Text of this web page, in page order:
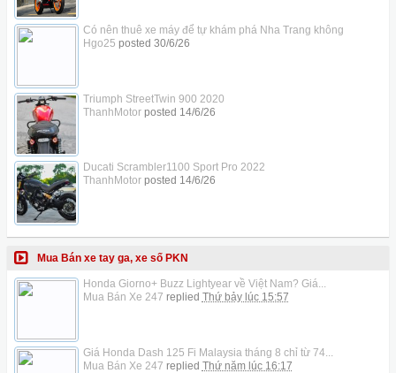
Có nên thuê xe máy để tự khám phá Nha Trang không
Hgo25 posted 30/6/26
Triumph StreetTwin 900 2020
ThanhMotorposted 14/6/26
Ducati Scrambler1100 Sport Pro 2022
ThanhMotorposted 14/6/26
Mua Bán xe tay ga, xe số PKN
Honda Giorno+ Buzz Lightyear về Việt Nam? Giá...
Mua Bán Xe 247 replied Thứ bảy lúc 15:57
Giá Honda Dash 125 Fi Malaysia tháng 8 chỉ từ 74...
Mua Bán Xe 247 replied Thứ năm lúc 16:17